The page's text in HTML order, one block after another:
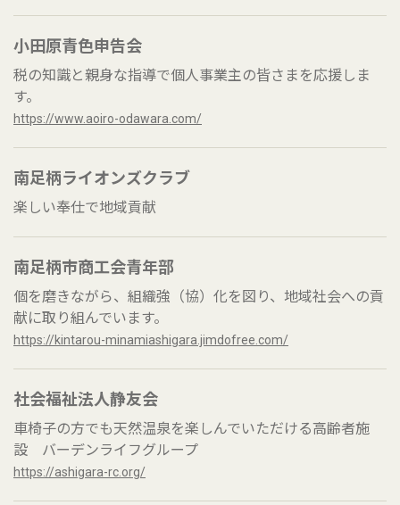
小田原青色申告会
税の知識と親身な指導で個人事業主の皆さまを応援しま
す。
https://www.aoiro-odawara.com/
南足柄ライオンズクラブ
楽しい奉仕で地域貢献
南足柄市商工会青年部
個を磨きながら、組織強（協）化を図り、地域社会への貢
献に取り組んでいます。
https://kintarou-minamiashigara.jimdofree.com/
社会福祉法人静友会
車椅子の方でも天然温泉を楽しんでいただける高齢者施
設 バーデンライフグループ
https://ashigara-rc.org/